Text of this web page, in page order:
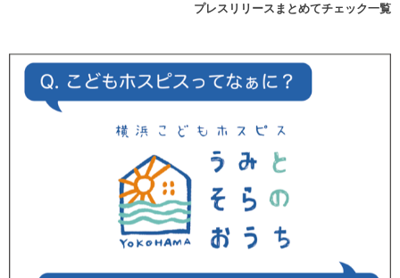
プレスリリースまとめてチェック一覧